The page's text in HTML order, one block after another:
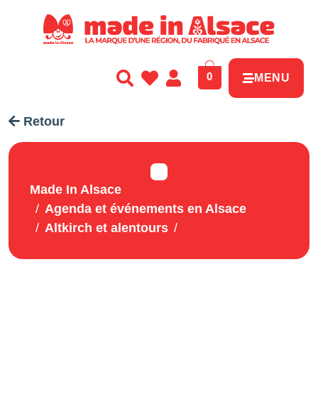
0 MENU
Retour
Made In Alsace
Agenda et événements en Alsace
Altkirch et alentours